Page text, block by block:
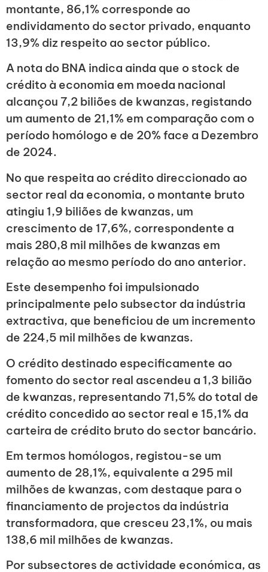
montante, 86,1% corresponde ao
endividamento do sector privado, enquanto
13,9% diz respeito ao sector público.
A nota do BNA indica ainda que o stock de
crédito à economia em moeda nacional
alcançou 7,2 biliões de kwanzas, registando
um aumento de 21,1% em comparação com o
período homólogo e de 20% face a Dezembro
de 2024.
No que respeita ao crédito direccionado ao
sector real da economia, o montante bruto
atingiu 1,9 biliões de kwanzas, um
crescimento de 17,6%, correspondente a
mais 280,8 mil milhões de kwanzas em
relação ao mesmo período do ano anterior.
Este desempenho foi impulsionado
principalmente pelo subsector da indústria
extractiva, que beneficiou de um incremento
de 224,5 mil milhões de kwanzas.
O crédito destinado especificamente ao
fomento do sector real ascendeu a 1,3 bilião
de kwanzas, representando 71,5% do total de
crédito concedido ao sector real e 15,1% da
carteira de crédito bruto do sector bancário.
Em termos homólogos, registou-se um
aumento de 28,1%, equivalente a 295 mil
milhões de kwanzas, com destaque para o
financiamento de projectos da indústria
transformadora, que cresceu 23,1%, ou mais
138,6 mil milhões de kwanzas.
Por subsectores de actividade económica, as